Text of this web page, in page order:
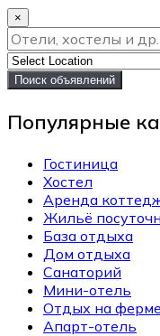
×
Поиск объявлений
Популярные
Гостиница
Хостел
Аренда
Жильё
База отдыха
Дом отдыха
Санаторий
Мини-отель
Отдых на ферме
Апарт-отель